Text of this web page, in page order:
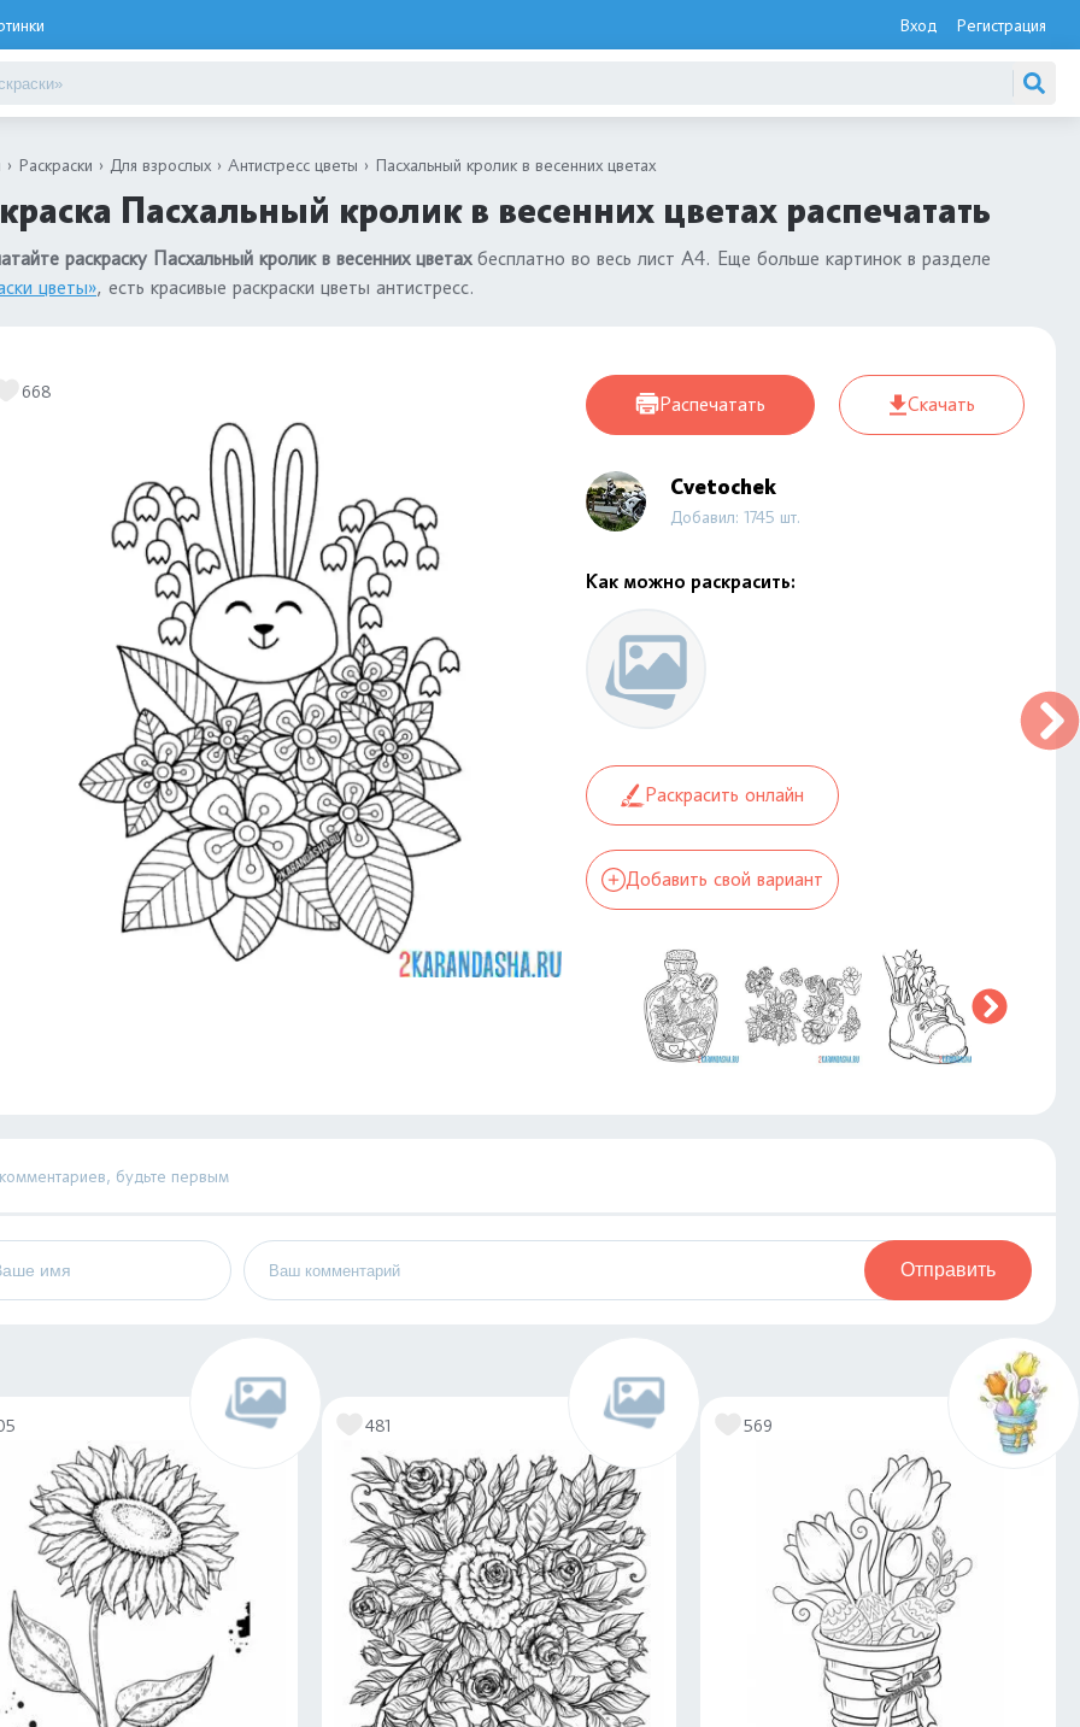
Вход Регистрация
Раскраски Для взрослых Антистресс цветы Пасхальный кролик в весенних цветах
Пасхальный кролик в весенних цветах распечатать
раскраску Пасхальный кролик в весенних цветахбесплатно во весь лист А4. Еще больше картинок в разделе
цветы», есть красивые раскраски цветы антистресс.
668
Распечатать Скачать
Cvetochek
Добавил: 1745 шт.
Как можно раскрасить:
Раскрасить онлайн
Добавить свой вариант
будьте первым
Отправить
481 569